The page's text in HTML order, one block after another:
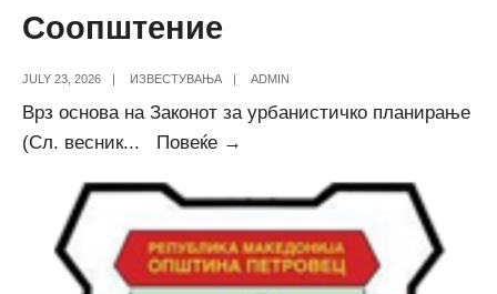
Соопштение
JULY 23, 2026 ИЗВЕСТУВАЊА ADMIN
Врз основа на Законот за урбанистичко планирање
(Сл. весник... Повеќе →